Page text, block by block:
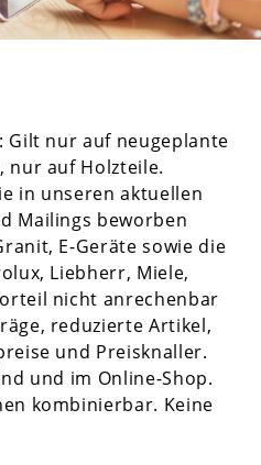
Gilt nur auf neugeplante
nur auf Holzteile.
in unseren aktuellen
Mailings beworben
E-Geräte sowie die
Liebherr, Miele,
nicht anrechenbar
reduzierte Artikel,
und Preisknaller.
und im Online-Shop.
kombinierbar. Keine